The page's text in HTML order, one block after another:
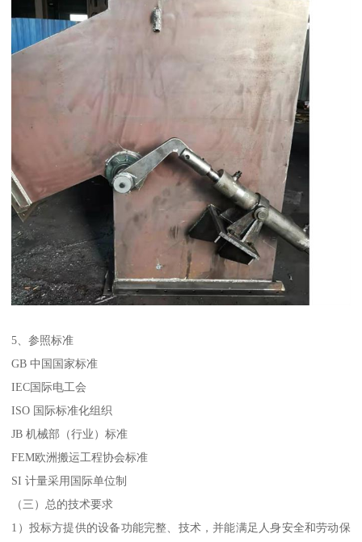
5、参照标准
GB 中国国家标准
IEC国际电工会
ISO 国际标准化组织
JB 机械部（行业）标准
FEM欧洲搬运工程协会标准
SI 计量采用国际单位制
（三）总的技术要求
1）投标方提供的设备功能完整、技术，并能满足人身安全和劳动保